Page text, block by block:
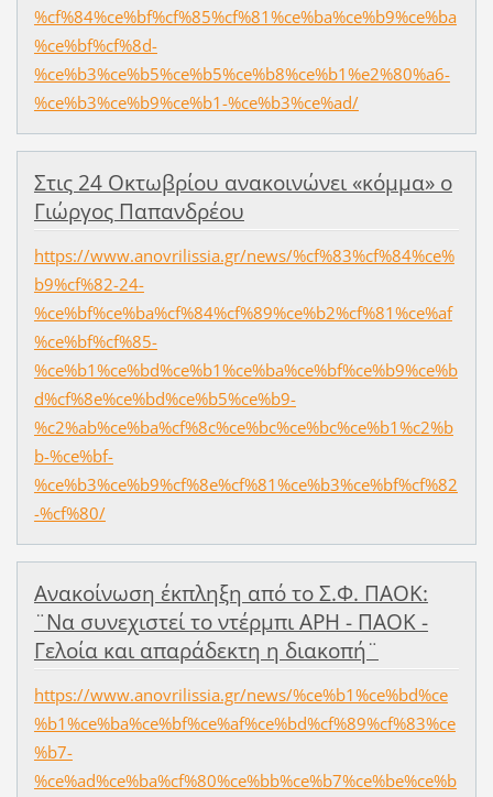
%cf%84%ce%bf%cf%85%cf%81%ce%ba%ce%b9%ce%ba
%ce%bf%cf%8d-
%ce%b3%ce%b5%ce%b5%ce%b8%ce%b1%e2%80%a6-
%ce%b3%ce%b9%ce%b1-%ce%b3%ce%ad/
Στις 24 Οκτωβρίου ανακοινώνει «κόμμα» ο
Γιώργος Παπανδρέου
https://www.anovrilissia.gr/news/%cf%83%cf%84%ce%
b9%cf%82-24-
%ce%bf%ce%ba%cf%84%cf%89%ce%b2%cf%81%ce%af
%ce%bf%cf%85-
%ce%b1%ce%bd%ce%b1%ce%ba%ce%bf%ce%b9%ce%b
d%cf%8e%ce%bd%ce%b5%ce%b9-
%c2%ab%ce%ba%cf%8c%ce%bc%ce%bc%ce%b1%c2%b
b-%ce%bf-
%ce%b3%ce%b9%cf%8e%cf%81%ce%b3%ce%bf%cf%82
-%cf%80/
Ανακοίνωση έκπληξη από το Σ.Φ. ΠΑΟΚ:
¨Να συνεχιστεί το ντέρμπι ΑΡΗ - ΠΑΟΚ -
Γελοία και απαράδεκτη η διακοπή¨
https://www.anovrilissia.gr/news/%ce%b1%ce%bd%ce
%b1%ce%ba%ce%bf%ce%af%ce%bd%cf%89%cf%83%ce
%b7-
%ce%ad%ce%ba%cf%80%ce%bb%ce%b7%ce%be%ce%b